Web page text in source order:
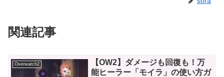
関連記事
Overwatch2
【OW2】ダメージも回復も！万
能ヒーラー「モイラ」の使い方ガ